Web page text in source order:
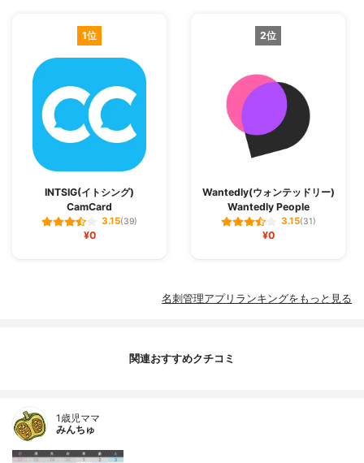
1位
INTSIG(イトシング)
CamCard
3.15(39)
¥0
2位
Wantedly(ウォンテッドリー)
Wantedly People
3.15(31)
¥0
名刺管理アプリランキングをもっと見る
関連おすすめクチコミ
1歳児ママ
みんちゅ